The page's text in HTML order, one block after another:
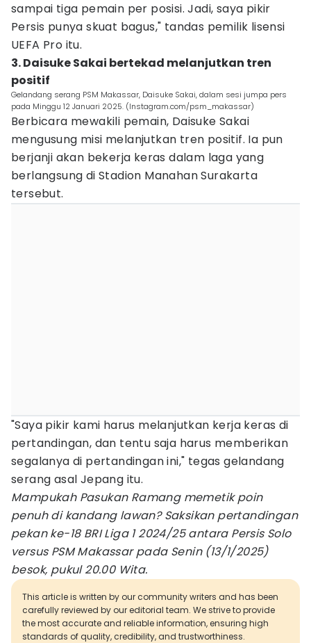
sampai tiga pemain per posisi. Jadi, saya pikir
Persis punya skuat bagus," tandas pemilik lisensi
UEFA Pro itu.
3. Daisuke Sakai bertekad melanjutkan tren
positif
Gelandang serang PSM Makassar, Daisuke Sakai, dalam sesi jumpa pers
pada Minggu 12 Januari 2025. (Instagram.com/psm_makassar)
Berbicara mewakili pemain, Daisuke Sakai
mengusung misi melanjutkan tren positif. Ia pun
berjanji akan bekerja keras dalam laga yang
berlangsung di Stadion Manahan Surakarta
tersebut.
"Saya pikir kami harus melanjutkan kerja keras di
pertandingan, dan tentu saja harus memberikan
segalanya di pertandingan ini," tegas gelandang
serang asal Jepang itu.
Mampukah Pasukan Ramang memetik poin
penuh di kandang lawan? Saksikan pertandingan
pekan ke-18 BRI Liga 1 2024/25 antara Persis Solo
versus PSM Makassar pada Senin (13/1/2025)
besok, pukul 20.00 Wita.
This article is written by our community writers and has been
carefully reviewed by our editorial team. We strive to provide
the most accurate and reliable information, ensuring high
standards of quality, credibility, and trustworthiness.